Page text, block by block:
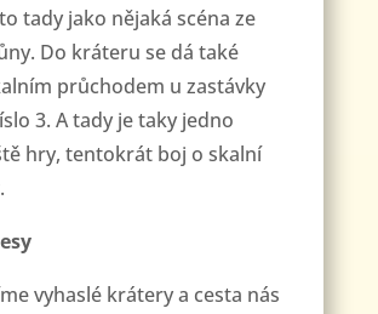
tady jako nějaká scéna ze
Do kráteru se dá také
průchodem u zastávky
3. A tady je taky jedno
hry, tentokrát boj o skalní
vyhaslé krátery a cesta nás